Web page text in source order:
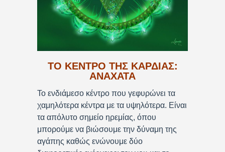
ΤΟ ΚΕΝΤΡΟ ΤΗΣ ΚΑΡΔΙΑΣ:
ΑΝΑΧΑΤΑ
Το ενδιάμεσο κέντρο που γεφυρώνει τα
χαμηλότερα κέντρα με τα υψηλότερα. Είναι
τα απόλυτο σημείο ηρεμίας, όπου
μπορούμε να βιώσουμε την δύναμη της
αγάπης καθώς ενώνουμε δύο